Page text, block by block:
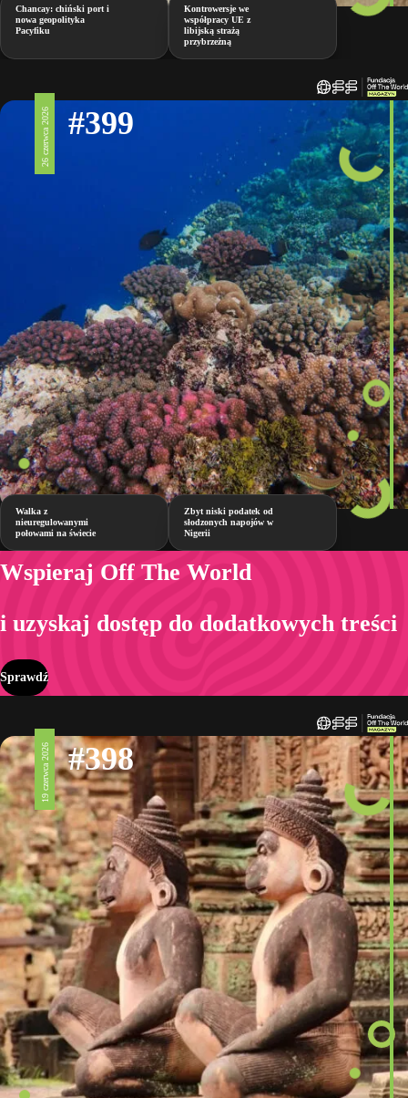
Chancay: chiński port i
nowa geopolityka
Pacyfiku
Kontrowersje we
współpracy UE z
libijską strażą
przybrzeżną
26 czerwca 2026 #399
Walka z
nieuregulowanymi
połowami na świecie
Zbyt niski podatek od
słodzonych napojów w
Nigerii
Wspieraj Off The World
i uzyskaj dostęp do dodatkowych treści
Sprawdź
19 czerwca 2026 #398